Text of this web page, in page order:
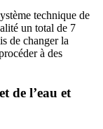
technique de
un total de 7
de changer la
à des
de l’eau et